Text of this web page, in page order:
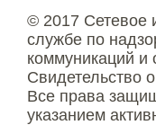
© 2017 Сетевое
службе по
коммуникаций и
Свидетельство
Все права
указанием